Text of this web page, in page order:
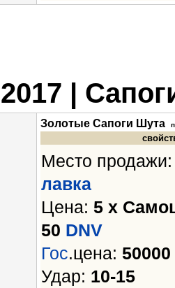
| 2017 |
Золотые Сапоги Шута
Место
лавка
Цена: 5 х
50 DNV
Гос.цена: 50000
Удар: 10-15